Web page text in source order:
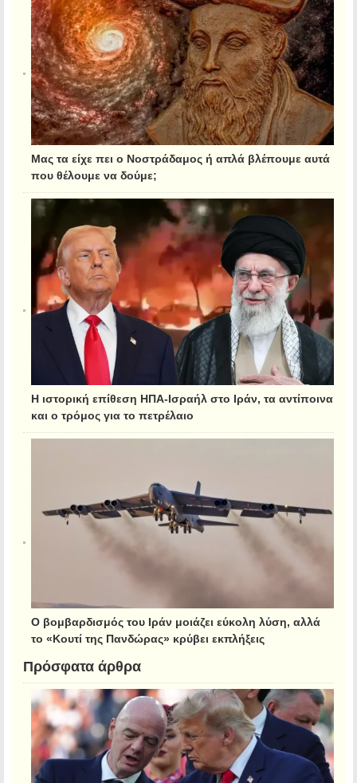
Μας τα είχε πει ο Νοστράδαμος ή απλά βλέπουμε αυτά
που θέλουμε να δούμε;
Η ιστορική επίθεση ΗΠΑ-Ισραήλ στο Ιράν, τα αντίποινα
και ο τρόμος για το πετρέλαιο
Ο βομβαρδισμός του Ιράν μοιάζει εύκολη λύση, αλλά
το «Κουτί της Πανδώρας» κρύβει εκπλήξεις
Πρόσφατα άρθρα